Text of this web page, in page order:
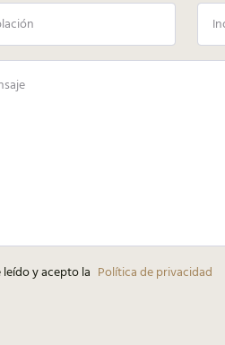
leído y acepto la Política de privacidad